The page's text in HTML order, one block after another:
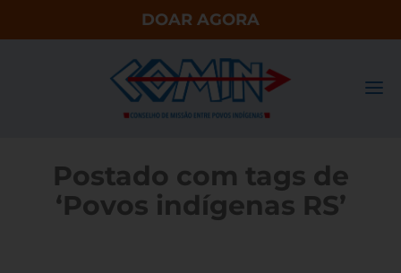
DOAR AGORA
Postado com tags de
‘Povos indígenas RS’